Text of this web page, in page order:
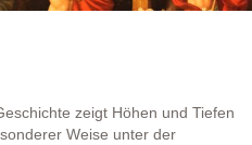
zeigt Höhen und Tiefen
Weise unter der